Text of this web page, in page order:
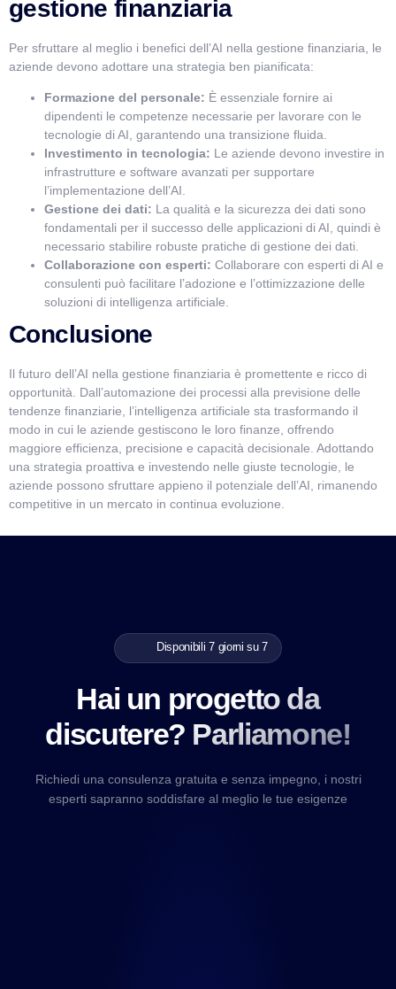
gestione finanziaria
Per sfruttare al meglio i benefici dell’AI nella gestione finanziaria, le
aziende devono adottare una strategia ben pianificata:
Formazione del personale: È essenziale fornire ai
dipendenti le competenze necessarie per lavorare con le
tecnologie di AI, garantendo una transizione fluida.
Investimento in tecnologia: Le aziende devono investire in
infrastrutture e software avanzati per supportare
l’implementazione dell’AI.
Gestione dei dati: La qualità e la sicurezza dei dati sono
fondamentali per il successo delle applicazioni di AI, quindi è
necessario stabilire robuste pratiche di gestione dei dati.
Collaborazione con esperti: Collaborare con esperti di AI e
consulenti può facilitare l’adozione e l’ottimizzazione delle
soluzioni di intelligenza artificiale.
Conclusione
Il futuro dell’AI nella gestione finanziaria è promettente e ricco di
opportunità. Dall’automazione dei processi alla previsione delle
tendenze finanziarie, l’intelligenza artificiale sta trasformando il
modo in cui le aziende gestiscono le loro finanze, offrendo
maggiore efficienza, precisione e capacità decisionale. Adottando
una strategia proattiva e investendo nelle giuste tecnologie, le
aziende possono sfruttare appieno il potenziale dell’AI, rimanendo
competitive in un mercato in continua evoluzione.
Disponibili 7 giorni su 7
Hai un progetto da
discutere? Parliamone!
Richiedi una consulenza gratuita e senza impegno, i nostri
esperti sapranno soddisfare al meglio le tue esigenze